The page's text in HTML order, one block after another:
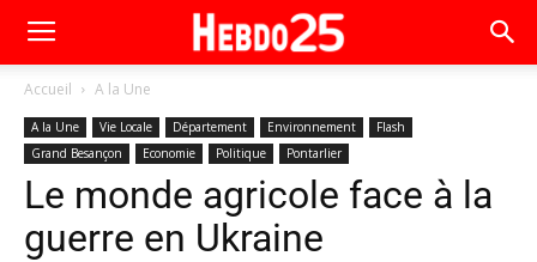
Accueil A la Une
A la Une Vie Locale Département Environnement
Flash
Grand Besançon
Economie Politique Pontarlier
Le monde agricole face à la
guerre en Ukraine